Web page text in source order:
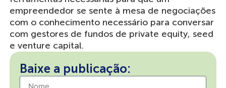
empreendedor se sente à mesa de negociações
com o conhecimento necessário para conversar
com gestores de fundos de private equity, seed
e venture capital.
Baixe a publicação: